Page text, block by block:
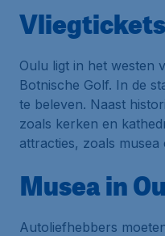
Oulu ligt in het westen
Botnische Golf. In de
te beleven. Naast
zoals kerken en
attracties, zoals musea
Musea in
Autoliefhebbers